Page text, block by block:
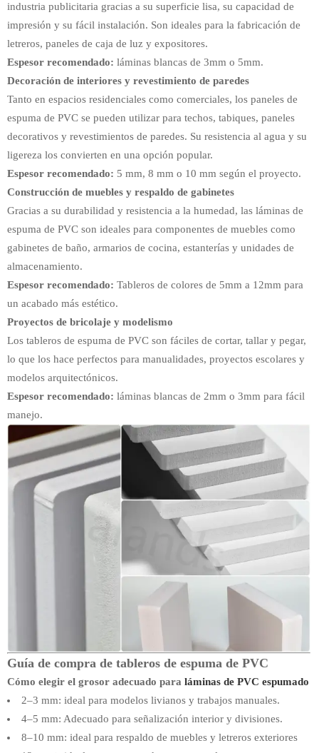
industria publicitaria gracias a su superficie lisa, su capacidad de
impresión y su fácil instalación. Son ideales para la fabricación de
letreros, paneles de caja de luz y expositores.
Espesor recomendado: láminas blancas de 3mm o 5mm.
Decoración de interiores y revestimiento de paredes
Tanto en espacios residenciales como comerciales, los paneles de
espuma de PVC se pueden utilizar para techos, tabiques, paneles
decorativos y revestimientos de paredes. Su resistencia al agua y su
ligereza los convierten en una opción popular.
Espesor recomendado: 5 mm, 8 mm o 10 mm según el proyecto.
Construcción de muebles y respaldo de gabinetes
Gracias a su durabilidad y resistencia a la humedad, las láminas de
espuma de PVC son ideales para componentes de muebles como
gabinetes de baño, armarios de cocina, estanterías y unidades de
almacenamiento.
Espesor recomendado: Tableros de colores de 5mm a 12mm para
un acabado más estético.
Proyectos de bricolaje y modelismo
Los tableros de espuma de PVC son fáciles de cortar, tallar y pegar,
lo que los hace perfectos para manualidades, proyectos escolares y
modelos arquitectónicos.
Espesor recomendado: láminas blancas de 2mm o 3mm para fácil
manejo.
Guía de compra de tableros de espuma de PVC
Cómo elegir el grosor adecuado para láminas de PVC espumado
2–3 mm: ideal para modelos livianos y trabajos manuales.
4–5 mm: Adecuado para señalización interior y divisiones.
8–10 mm: ideal para respaldo de muebles y letreros exteriores